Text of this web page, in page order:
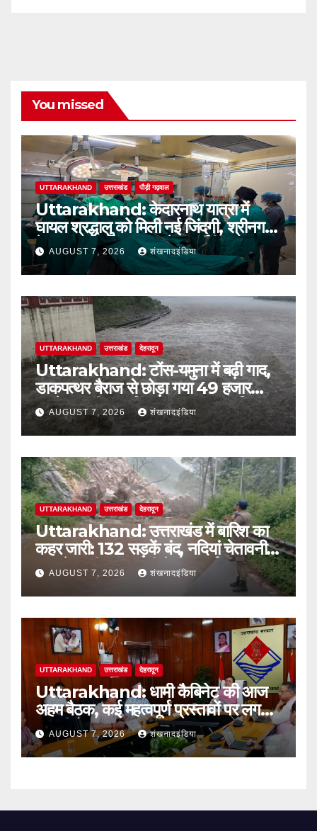
You missed
UTTARAKHAND उत्तराखंड पौड़ी गढ़वाल
Uttarakhand: केदारनाथ यात्रा में
घायल श्रद्धालु को मिली नई जिंदगी, श्रीनगर
बेस अस्पताल में सफल ब्रेन सर्जरी
AUGUST 7, 2026 शंखनादइंडिया
UTTARAKHAND उत्तराखंड देहरादून
Uttarakhand: टोंस-यमुना में बढ़ी गाद,
डाकपत्थर बैराज से छोड़ा गया 49 हजार
क्यूसेक पानी; जलविद्युत उत्पादन प्रभावित
AUGUST 7, 2026 शंखनादइंडिया
UTTARAKHAND उत्तराखंड देहरादून
Uttarakhand: उत्तराखंड में बारिश का
कहर जारी: 132 सड़कें बंद, नदियां चेतावनी
स्तर के करीब; आज भी येलो अलर्ट
AUGUST 7, 2026 शंखनादइंडिया
UTTARAKHAND उत्तराखंड देहरादून
Uttarakhand: धामी कैबिनेट की आज
अहम बैठक, कई महत्वपूर्ण प्रस्तावों पर लग
सकती है मुहर
AUGUST 7, 2026 शंखनादइंडिया